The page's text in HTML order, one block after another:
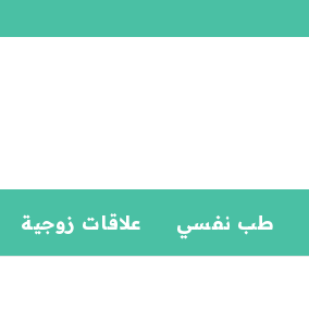
طب نفسي علاقات زوجية